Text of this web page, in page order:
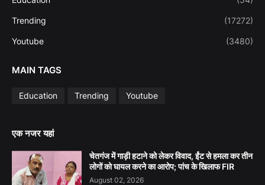
Trending (17272)
Youtube (3480)
MAIN TAGS
Education Trending Youtube
एक नजर यहां
चेतगंज में गाड़ी हटाने को लेकर विवाद, ईंट से हमला कर तीन
लोगों को घायल करने का आरोप; पांच के खिलाफ FIR
August 02, 2026